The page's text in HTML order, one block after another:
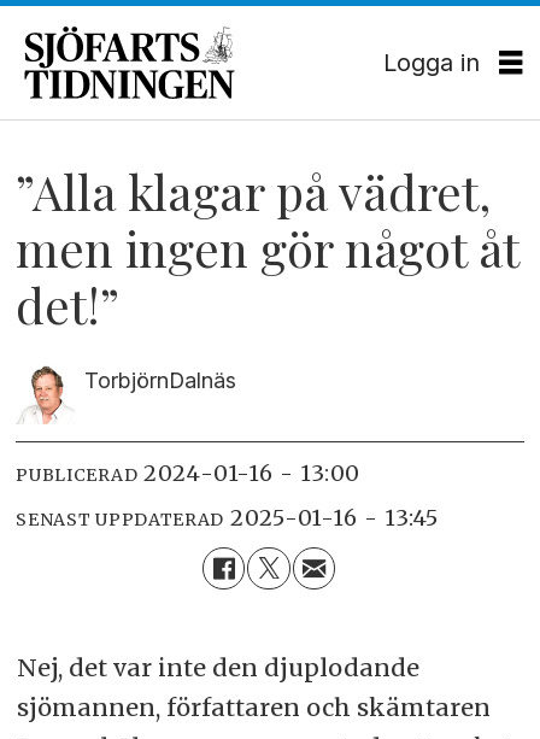
Logga in
”Alla klagar på vädret,
men ingen gör något åt
det!”
TorbjörnDalnäs
PUBLICERAD 2024-01-16 - 13:00
SENAST UPPDATERAD 2025-01-16 - 13:45
Nej, det var inte den djuplodande
sjömannen, författaren och skämtaren